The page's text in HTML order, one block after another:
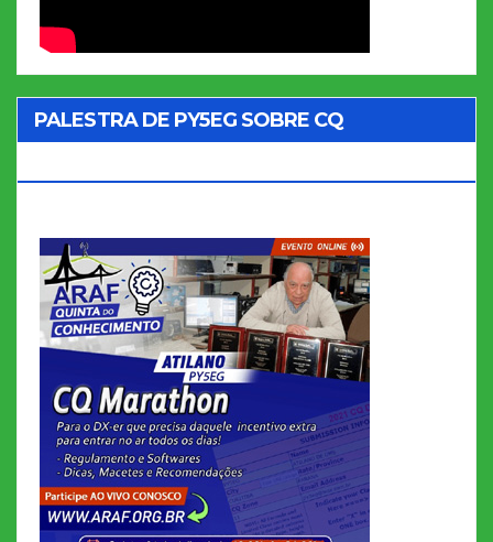
PALESTRA DE PY5EG SOBRE CQ